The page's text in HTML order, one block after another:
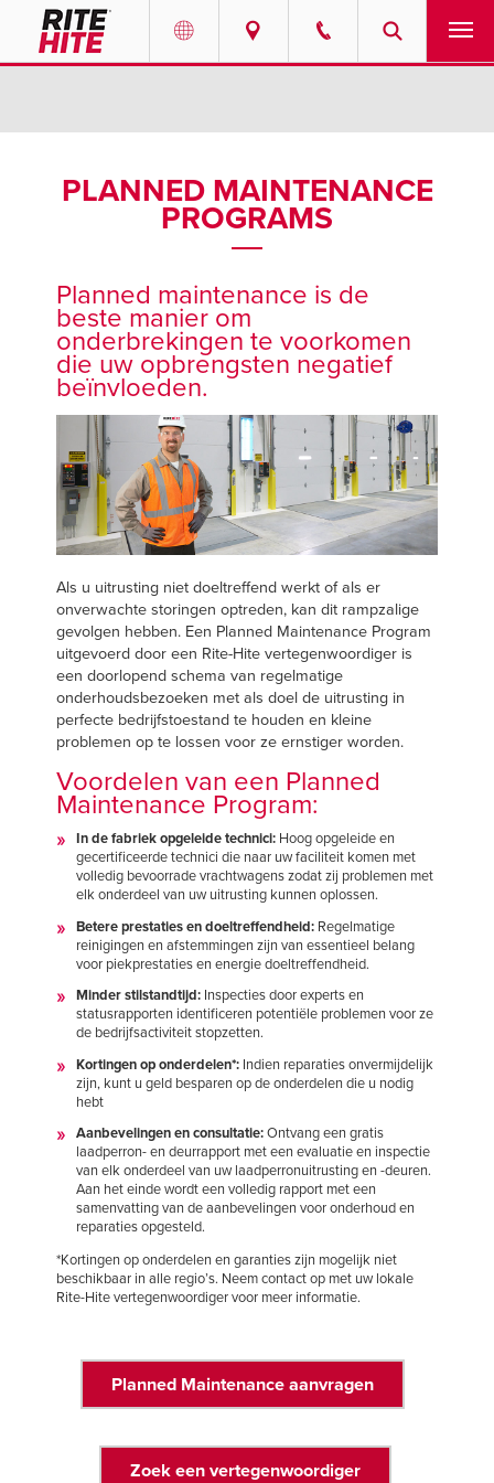
Portuguese
EUROPE
Deutsch
Français
Italiano
ASIA PACIFIC
English
中文
MIDDLE EAST/AFRICA
English
OPLOSSINGEN
CONTACT
INFORMATIECENTRUM
LOOPBANEN
VIND EEN VERT
PLANNED MAINTENANCE
PROGRAMS
Planned maintenance is de
beste manier om
onderbrekingen te voorkomen
die uw opbrengsten negatief
beïnvloeden.
Als u uitrusting niet doeltreffend werkt of als er
onverwachte storingen optreden, kan dit rampzalige
gevolgen hebben. Een Planned Maintenance Program
uitgevoerd door een Rite-Hite vertegenwoordiger is
een doorlopend schema van regelmatige
onderhoudsbezoeken met als doel de uitrusting in
perfecte bedrijfstoestand te houden en kleine
problemen op te lossen voor ze ernstiger worden.
Voordelen van een Planned
Maintenance Program:
In de fabriek opgeleide technici:Hoog opgeleide en
gecertificeerde technici die naar uw faciliteit komen met
volledig bevoorrade vrachtwagens zodat zij problemen met
elk onderdeel van uw uitrusting kunnen oplossen.
Betere prestaties en doeltreffendheid:Regelmatige
reinigingen en afstemmingen zijn van essentieel belang
voor piekprestaties en energie doeltreffendheid.
Minder stilstandtijd:Inspecties door experts en
statusrapporten identificeren potentiële problemen voor ze
de bedrijfsactiviteit stopzetten.
Kortingen op onderdelen*:Indien reparaties onvermijdelijk
zijn, kunt u geld besparen op de onderdelen die u nodig
hebt
Aanbevelingen en consultatie:Ontvang een gratis
laadperron- en deurrapport met een evaluatie en inspectie
van elk onderdeel van uw laadperronuitrusting en -deuren.
Aan het einde wordt een volledig rapport met een
samenvatting van de aanbevelingen voor onderhoud en
reparaties opgesteld.
*Kortingen op onderdelen en garanties zijn mogelijk niet
beschikbaar in alle regio’s. Neem contact op met uw lokale
Rite-Hite vertegenwoordiger voor meer informatie.
Planned Maintenance aanvragen
Zoek een vertegenwoordiger